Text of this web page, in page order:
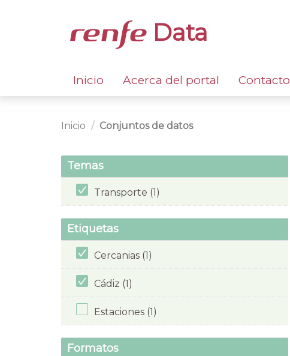
Data
Inicio Acerca del portal Contacto
Inicio Conjuntos de datos
Temas
Transporte (1)
Etiquetas
Cercanias (1)
Cádiz (1)
Estaciones (1)
Formatos